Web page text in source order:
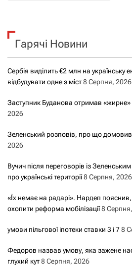
к
Гарячі Новини
Сербія виділить €2 млн на українську
відбудувати одне з міст8 Серпня, 2026
Заступник Буданова отримав
2026
Зеленський розповів, про що
2026
Вучич після переговорів із
про українські території8 Серпня, 2026
«Їх немає на радарі». Нардеп
охопити реформа мобілізації8
умови пільгової іпотеки ставки 3 і 78
Федоров назвав умову, яка зажене
глухий кут8 Серпня, 2026